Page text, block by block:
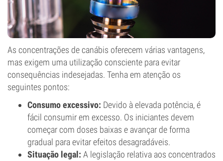
As concentrações de canábis oferecem várias vantagens,
mas exigem uma utilização consciente para evitar
consequências indesejadas. Tenha em atenção os
seguintes pontos:
Consumo excessivo: Devido à elevada potência, é
fácil consumir em excesso. Os iniciantes devem
começar com doses baixas e avançar de forma
gradual para evitar efeitos desagradáveis.
Situação legal: A legislação relativa aos concentrados